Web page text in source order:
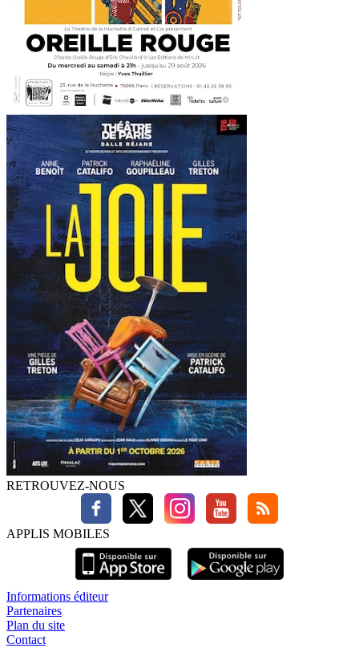
RETROUVEZ-NOUS
APPLIS MOBILES
Informations éditeur
Partenaires
Plan du site
Contact